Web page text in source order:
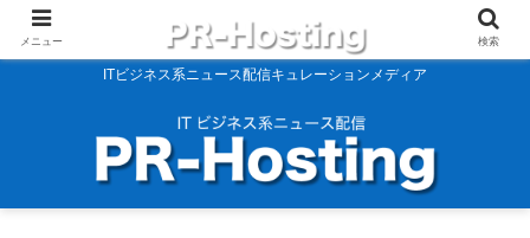
ITビジネス系ニュース配信キュレーションメディア
メニュー 検索